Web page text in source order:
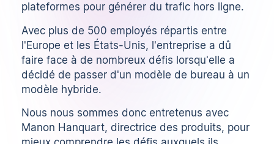
plateformes pour générer du trafic hors ligne.
Avec plus de 500 employés répartis entre
l'Europe et les États-Unis, l'entreprise a dû
faire face à de nombreux défis lorsqu'elle a
décidé de passer d'un modèle de bureau à un
modèle hybride.
Nous nous sommes donc entretenus avec
Manon Hanquart, directrice des produits, pour